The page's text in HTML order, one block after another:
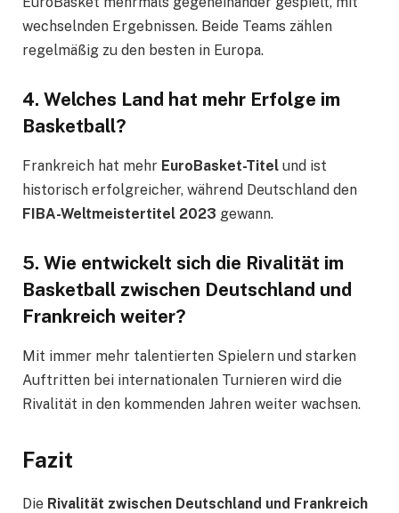
wechselnden Ergebnissen. Beide Teams zählen
regelmäßig zu den besten in Europa.
4. Welches Land hat mehr Erfolge im
Basketball?
Frankreich hat mehr EuroBasket-Titel und ist
historisch erfolgreicher, während Deutschland den
FIBA-Weltmeistertitel 2023 gewann.
5. Wie entwickelt sich die Rivalität im
Basketball zwischen Deutschland und
Frankreich weiter?
Mit immer mehr talentierten Spielern und starken
Auftritten bei internationalen Turnieren wird die
Rivalität in den kommenden Jahren weiter wachsen.
Fazit
Die Rivalität zwischen Deutschland und Frankreich